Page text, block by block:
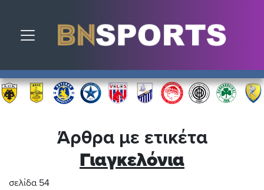
Toggle navigation
Άρθρα με ετικέτα
Γιαγκελόνια
σελίδα 54